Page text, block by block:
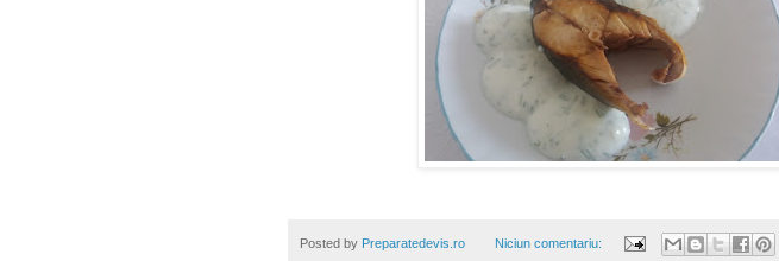
Posted by Preparatedevis.ro Niciun comentariu: